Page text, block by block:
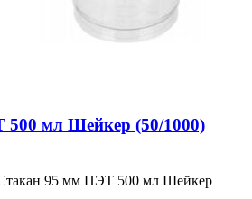
мл Шейкер (50/1000)
Стакан 95 мм ПЭТ 500 мл Шейкер